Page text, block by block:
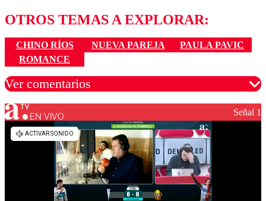
OTROS TEMAS A EXPLORAR:
CHINO RÍOS NUEVA PAREJA
PAULA PAVIC
ROMANCE
Ver comentarios
Los comentarios son moderados para garantizar un
diálogo respetuoso.
EN VIVO Señal 1